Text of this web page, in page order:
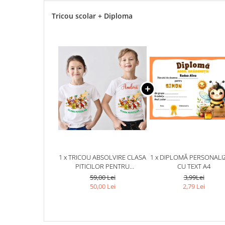
Tricou scolar + Diploma
1 x TRICOU ABSOLVIRE CLASA
PITICILOR PENTRU
EDUCATOARE, ELEVI CLASA 4
SAU GRADINITA ABS10900
59,00 Lei
50,00 Lei
1 x DIPLOMĂ
CU TEXT A4
3,99Lei
2,79 Lei